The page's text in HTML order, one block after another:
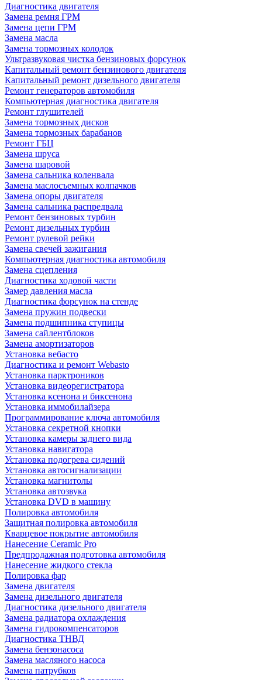
Диагностика двигателя
Замена ремня ГРМ
Замена цепи ГРМ
Замена масла
Замена тормозных колодок
Ультразвуковая чистка бензиновых форсунок
Капитальный ремонт бензинового двигателя
Капитальный ремонт дизельного двигателя
Ремонт генераторов автомобиля
Компьютерная диагностика двигателя
Ремонт глушителей
Замена тормозных дисков
Замена тормозных барабанов
Ремонт ГБЦ
Замена шруса
Замена шаровой
Замена сальника коленвала
Замена маслосъемных колпачков
Замена опоры двигателя
Замена сальника распредвала
Ремонт бензиновых турбин
Ремонт дизельных турбин
Ремонт рулевой рейки
Замена свечей зажигания
Компьютерная диагностика автомобиля
Замена сцепления
Диагностика ходовой части
Замер давления масла
Диагностика форсунок на стенде
Замена пружин подвески
Замена подшипника ступицы
Замена сайлентблоков
Замена амортизаторов
Установка вебасто
Диагностика и ремонт Webasto
Установка парктроников
Установка видеорегистратора
Установка ксенона и биксенона
Установка иммобилайзера
Программирование ключа автомобиля
Установка секретной кнопки
Установка камеры заднего вида
Установка навигатора
Установка подогрева сидений
Установка автосигнализации
Установка магнитолы
Установка автозвука
Установка DVD в машину
Полировка автомобиля
Защитная полировка автомобиля
Кварцевое покрытие автомобиля
Нанесение Ceramic Pro
Предпродажная подготовка автомобиля
Нанесение жидкого стекла
Полировка фар
Замена двигателя
Замена дизельного двигателя
Диагностика дизельного двигателя
Замена радиатора охлаждения
Замена гидрокомпенсаторов
Диагностика ТНВД
Замена бензонасоса
Замена масляного насоса
Замена патрубков